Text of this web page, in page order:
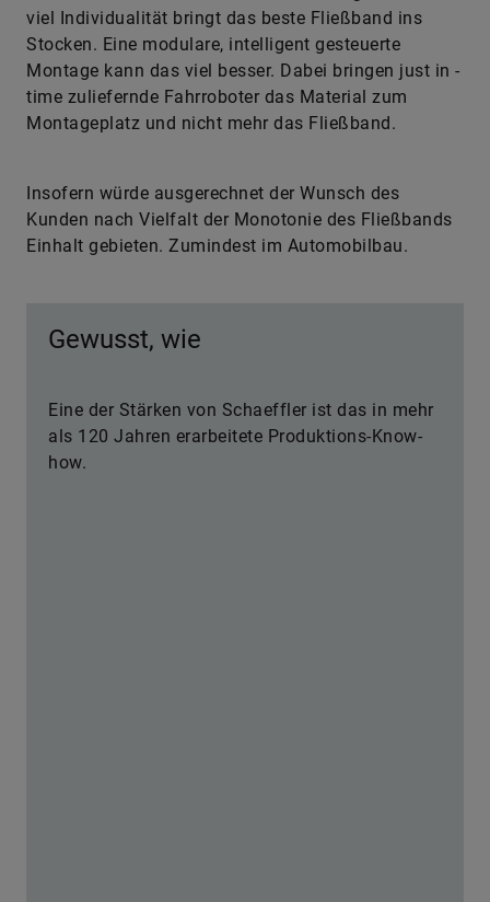
viel Individualität bringt das beste Fließband ins
Stocken. Eine modulare, intelligent gesteuerte
Montage kann das viel besser. Dabei bringen just in ­
time zuliefernde Fahr­robo­ter das Material zum
Montageplatz und nicht mehr das Fließband.
Insofern würde ausgerechnet der Wunsch des
Kunden nach Vielfalt der Monotonie des Fließbands
Einhalt gebieten. Zumindest im Automobilbau.
Gewusst, wie
Eine der Stärken von Schaeffler ist das in mehr
als 120 Jahren erarbeitete Produktions-Know-
how.